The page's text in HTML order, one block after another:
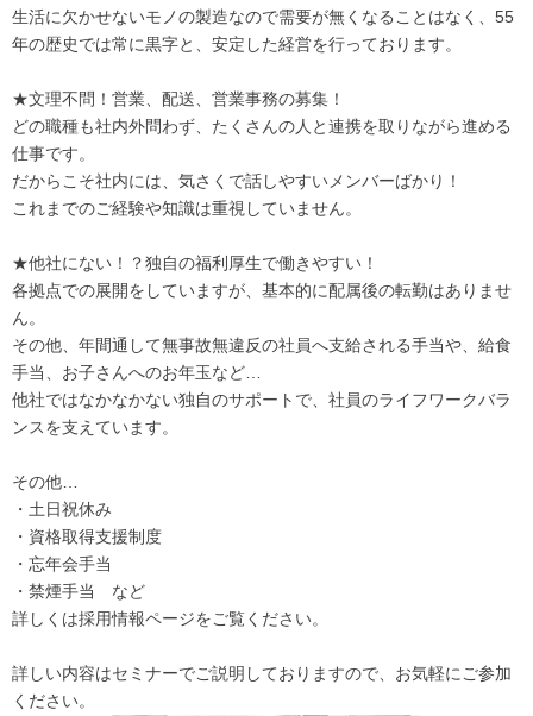
生活に欠かせないモノの製造なので需要が無くなることはなく、55
年の歴史では常に黒字と、安定した経営を行っております。
★文理不問！営業、配送、営業事務の募集！
どの職種も社内外問わず、たくさんの人と連携を取りながら進める
仕事です。
だからこそ社内には、気さくで話しやすいメンバーばかり！
これまでのご経験や知識は重視していません。
★他社にない！？独自の福利厚生で働きやすい！
各拠点での展開をしていますが、基本的に配属後の転勤はありませ
ん。
その他、年間通して無事故無違反の社員へ支給される手当や、給食
手当、お子さんへのお年玉など…
他社ではなかなかない独自のサポートで、社員のライフワークバラ
ンスを支えています。
その他…
・土日祝休み
・資格取得支援制度
・忘年会手当
・禁煙手当 など
詳しくは採用情報ページをご覧ください。
詳しい内容はセミナーでご説明しておりますので、お気軽にご参加
ください。